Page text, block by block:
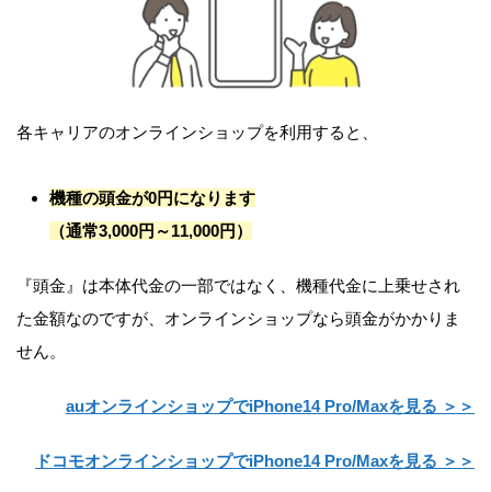
各キャリアのオンラインショップを利用すると、
機種の頭金が0円になります
（通常3,000円～11,000円）
『頭金』は本体代金の一部ではなく、機種代金に上乗せされ
た金額なのですが、オンラインショップなら頭金がかかりま
せん。
auオンラインショップでiPhone14 Pro/Maxを見る ＞＞
ドコモオンラインショップでiPhone14 Pro/Maxを見る ＞＞